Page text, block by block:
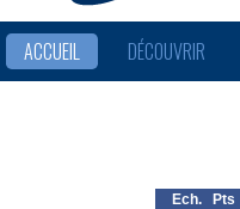
ACCUEIL DÉCOUVRIR
Ech. Pts